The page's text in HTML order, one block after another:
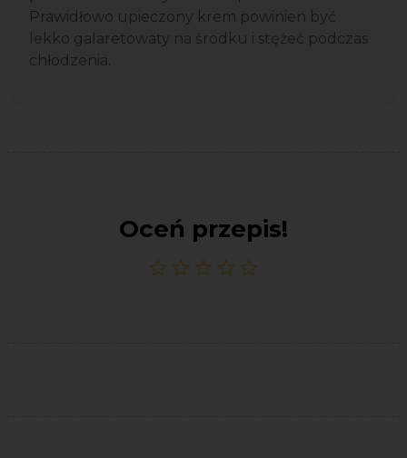
Prawidłowo upieczony krem powinien być
lekko galaretowaty na środku i stężeć podczas
chłodzenia.
Oceń przepis!